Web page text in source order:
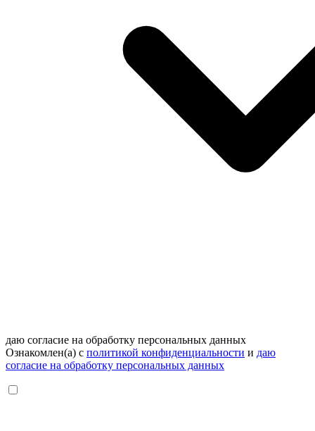
даю согласие на обработку персональных данных
Ознакомлен(а) с политикой конфиденциальности и даю
согласие на обработку персональных данных